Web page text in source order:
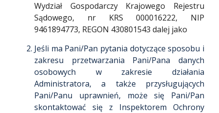
eTeczka
F&B
– platforma zakupowa świeżej żywności
Wydział Gospodarczy Krajowego Rejestru
Sądowego, nr KRS 000016222, NIP
9461894773, REGON 430801543 dalej jako
Jeśli ma Pani/Pan pytania dotyczące sposobu i
zakresu przetwarzania Pani/Pana danych
osobowych w zakresie działania
Administratora, a także przysługujących
Pani/Panu uprawnień, może się Pani/Pan
skontaktować się z Inspektorem Ochrony